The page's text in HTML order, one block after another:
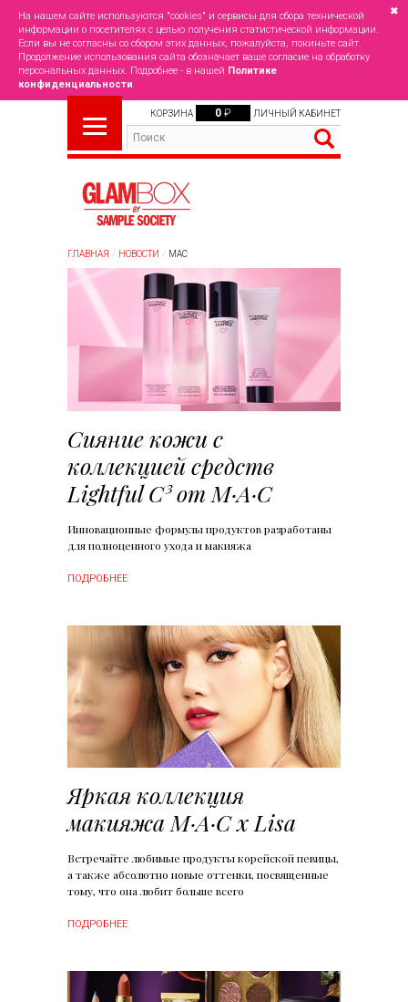
На нашем сайте используются "cookies" и сервисы для сбора технической
информации о посетителях с целью получения статистической информации.
Если вы не согласны со сбором этих данных, пожалуйста, покиньте сайт.
Продолжение использования сайта обозначает ваше согласие на обработку
персональных данных. Подробнее - в нашей Политике
конфиденциальности
✖
КОРЗИНА 0 ₽ ЛИЧНЫЙ КАБИНЕТ
ГЛАВНАЯ НОВОСТИ MAC
Сияние кожи с
коллекцией средств
Lightful C³ от M·A·C
Инновационные формулы продуктов разработаны
для полноценного ухода и макияжа
ПОДРОБНЕЕ
Яркая коллекция
макияжа M·A·C x Lisa
Встречайте любимые продукты корейской певицы,
а также абсолютно новые оттенки, посвященные
тому, что она любит больше всего
ПОДРОБНЕЕ